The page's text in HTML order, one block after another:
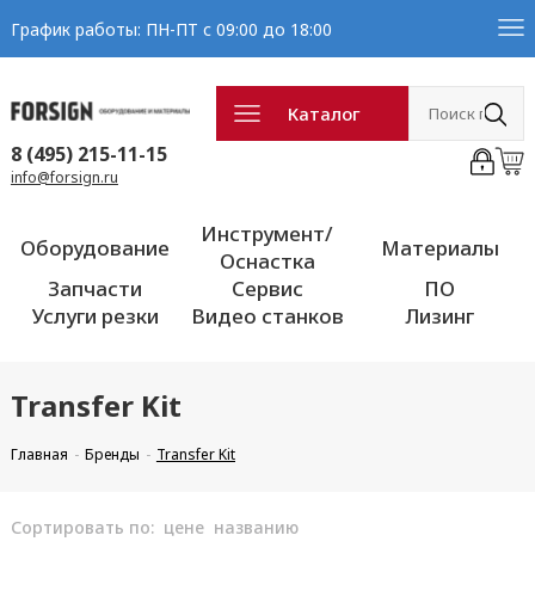
График работы: ПН-ПТ с 09:00 до 18:00
Каталог
8 (495) 215-11-15
info@forsign.ru
Оборудование
Инструмент/
Оснастка
Материалы
Запчасти
Сервис
ПО
Услуги резки
Видео станков Лизинг
Transfer Kit
Главная Бренды Transfer Kit
Сортировать по: цене названию